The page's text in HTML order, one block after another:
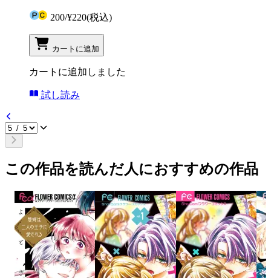
200/¥220(税込)
カートに追加
カートに追加しました
試し読み
この作品を読んだ人におすすめの作品